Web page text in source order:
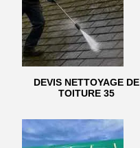
DEVIS NETTOYAGE DE
TOITURE 35